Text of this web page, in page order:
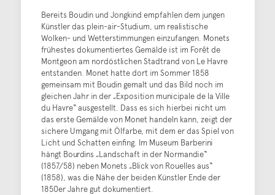
Bereits Boudin und Jongkind empfahlen dem jungen
Künstler das plein-air-Studium, um realistische
Wolken- und Wetterstimmungen einzufangen. Monets
frühestes dokumentiertes Gemälde ist im Forêt de
Montgeon am nordöstlichen Stadtrand von Le Havre
entstanden. Monet hatte dort im Sommer 1858
gemeinsam mit Boudin gemalt und das Bild noch im
gleichen Jahr in der „Exposition municipale de la Ville
du Havre“ ausgestellt. Dass es sich hierbei nicht um
das erste Gemälde von Monet handeln kann, zeigt der
sichere Umgang mit Ölfarbe, mit dem er das Spiel von
Licht und Schatten einfing. Im Museum Barberini
hängt Bourdins „Landschaft in der Normandie“
(1857/58) neben Monets „Blick von Rouelles aus“
(1858), was die Nähe der beiden Künstler Ende der
1850er Jahre gut dokumentiert.